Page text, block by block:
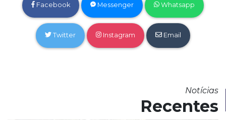
Facebook Messenger Whatsapp
Twitter Instagram Email
Notícias
Recentes